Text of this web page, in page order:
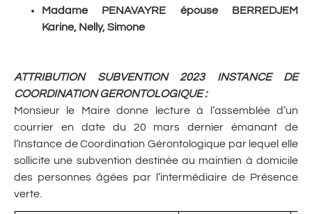
Madame PENAVAYRE épouse BERREDJEM
Karine, Nelly, Simone
ATTRIBUTION SUBVENTION 2023 INSTANCE DE
COORDINATION GERONTOLOGIQUE:
Monsieur le Maire donne lecture à l’assemblée d’un
courrier en date du 20 mars dernier émanant de
l’Instance de Coordination Gérontologique par lequel elle
sollicite une subvention destinée au maintien à domicile
des personnes âgées par l’intermédiaire de Présence
verte.